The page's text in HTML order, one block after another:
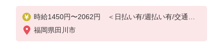
時給1450円〜2062円 ＜日払い有/週払い有/交通費
全支給(ガソリン代含む)＞
福岡県田川市